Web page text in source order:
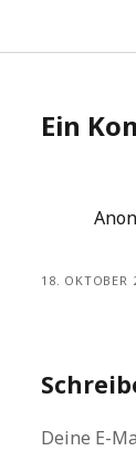
Ein
18. OKTOBER
Deine E-